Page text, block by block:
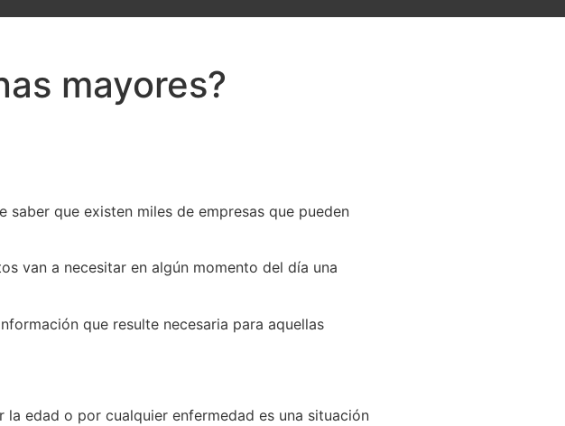
mayores?
que existen miles de empresas que pueden
van a necesitar en algún momento del día una
que resulte necesaria para aquellas
edad o por cualquier enfermedad es una situación